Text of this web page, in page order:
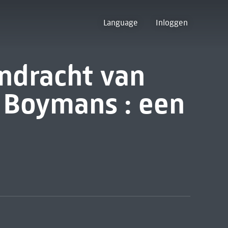
Language Inloggen
van
: een